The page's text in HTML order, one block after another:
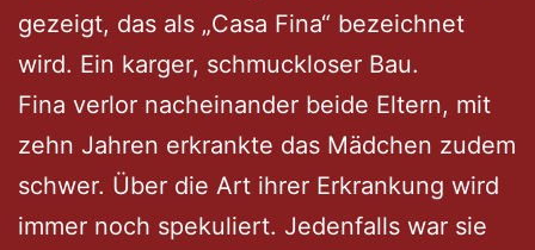
gezeigt, das als „Casa Fina“ bezeichnet
wird. Ein karger, schmuckloser Bau.
Fina verlor nacheinander beide Eltern, mit
zehn Jahren erkrankte das Mädchen zudem
schwer. Über die Art ihrer Erkrankung wird
immer noch spekuliert. Jedenfalls war sie